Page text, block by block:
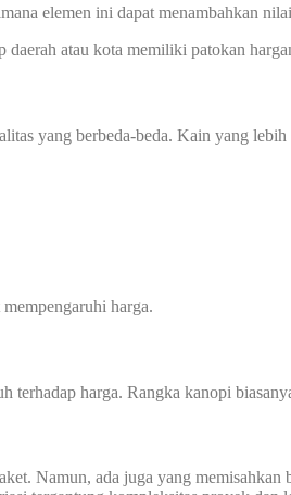
elemen ini dapat menambahkan
atau kota memiliki patokan
yang berbeda-beda. Kain yang
harga.
harga. Rangka kanopi
Namun, ada juga yang